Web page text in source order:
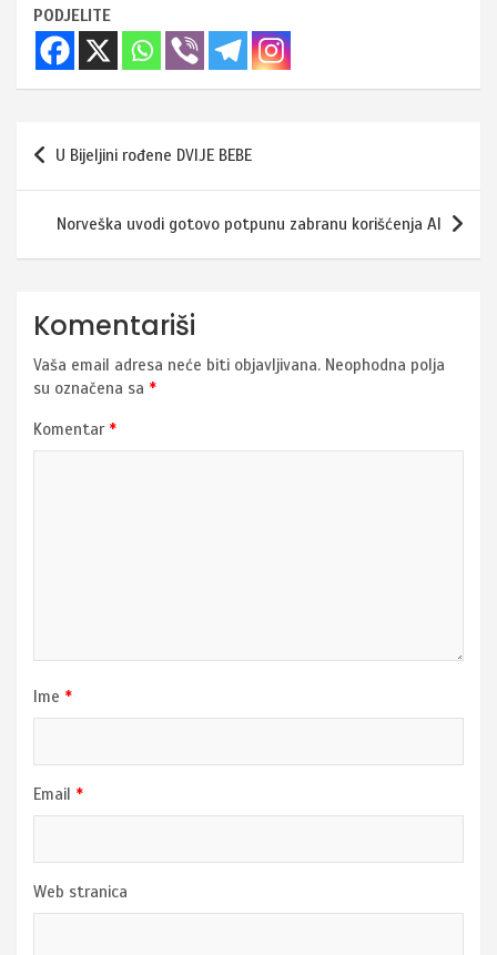
PODJELITE
Navigacija
članaka
U Bijeljini rođene DVIJE BEBE
Norveška uvodi gotovo potpunu zabranu korišćenja AI
Komentariši
Vaša email adresa neće biti objavljivana. Neophodna polja
su označena sa *
Komentar *
Ime *
Email *
Web stranica